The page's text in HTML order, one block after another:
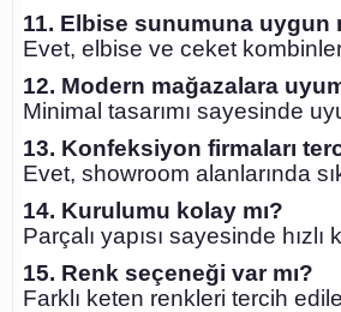
11. Elbise sunumuna uygun
Evet, elbise ve ceket
12. Modern mağazalara
Minimal tasarımı sayesinde
13. Konfeksiyon firmaları
Evet, showroom alanlarında
14. Kurulumu kolay mı?
Parçalı yapısı sayesinde hızlı
15. Renk seçeneği var mı?
Farklı keten renkleri tercih